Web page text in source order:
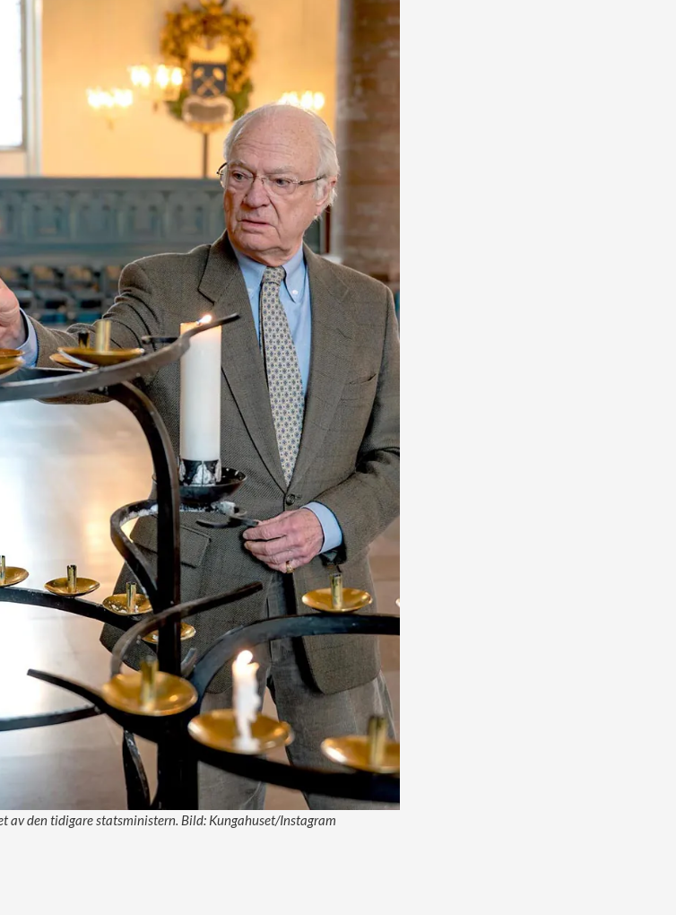
av den tidigare statsministern. Bild: Kungahuset/Instagram